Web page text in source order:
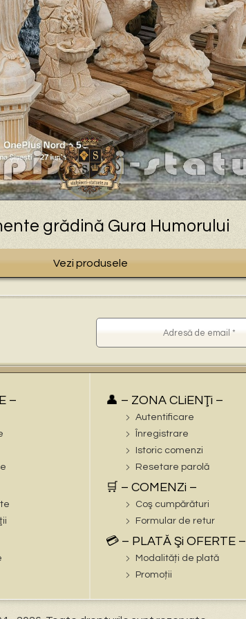
grădină Gura Humorului
Vezi produsele
– 👤 – ZONA CLiENŢi –
Autentificare
Înregistrare
Istoric comenzi
Resetare parolă
🛒 – COMENZi –
Coş cumpărături
Formular de retur
💳 – PLATĂ Şi OFERTE –
Modalități de plată
Promoții